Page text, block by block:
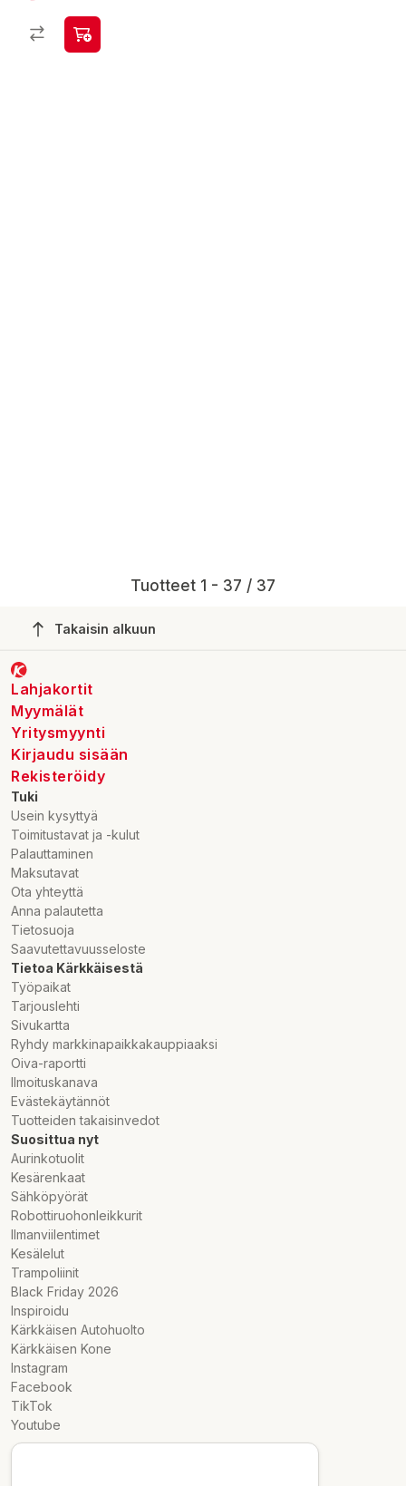
Tuotteet 1 - 37 / 37
Takaisin alkuun
Lahjakortit
Myymälät
Yritysmyynti
Kirjaudu sisään
Rekisteröidy
Tuki
Usein kysyttyä
Toimitustavat ja -kulut
Palauttaminen
Maksutavat
Ota yhteyttä
Anna palautetta
Tietosuoja
Saavutettavuusseloste
Tietoa Kärkkäisestä
Työpaikat
Tarjouslehti
Sivukartta
Ryhdy markkinapaikkakauppiaaksi
Oiva-raportti
Ilmoituskanava
Evästekäytännöt
Tuotteiden takaisinvedot
Suosittua nyt
Aurinkotuolit
Kesärenkaat
Sähköpyörät
Robottiruohonleikkurit
Ilmanviilentimet
Kesälelut
Trampoliinit
Black Friday 2026
Inspiroidu
Kärkkäisen Autohuolto
Kärkkäisen Kone
Instagram
Facebook
TikTok
Youtube